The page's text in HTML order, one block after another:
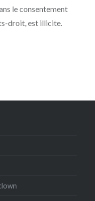
le consentement
droit, est illicite.